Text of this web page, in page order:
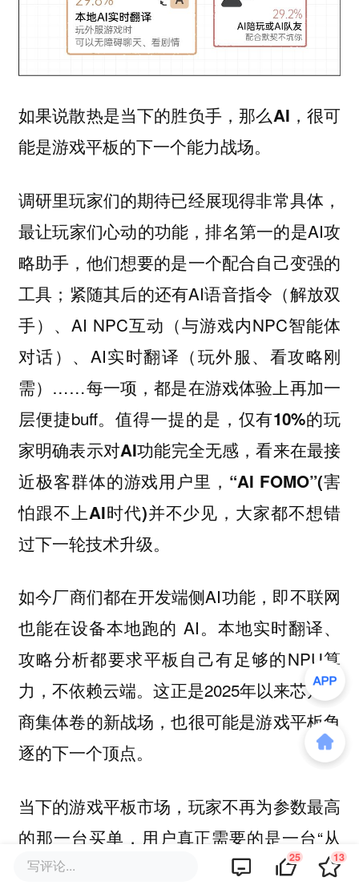
如果说散热是当下的胜负手，那么AI，很可
能是游戏平板的下一个能力战场。
调研里玩家们的期待已经展现得非常具体，
最让玩家们心动的功能，排名第一的是AI攻
略助手，他们想要的是一个配合自己变强的
工具；紧随其后的还有AI语音指令（解放双
手）、AI NPC互动（与游戏内NPC智能体
对话）、AI实时翻译（玩外服、看攻略刚
需）……每一项，都是在游戏体验上再加一
层便捷buff。值得一提的是， 仅有10%的玩
家明确表示对AI功能完全无感，看来在最接
近极客群体的游戏用户里，“AI FOMO”(害
怕跟不上AI时代)并不少见，大家都不想错
过下一轮技术升级。
如今厂商们都在开发端侧AI功能，即不联网
也能在设备本地跑的 AI。本地实时翻译、
攻略分析都要求平板自己有足够的NPU算
力，不依赖云端。这正是2025年以来芯片厂
商集体卷的新战场，也很可能是游戏平板角
逐的下一个顶点。
当下的游戏平板市场，玩家不再为参数最高
的那一台买单，用户真正需要的是一台“从
第一分钟到第三小时都不掉链子”的平板
写评论... 25 13